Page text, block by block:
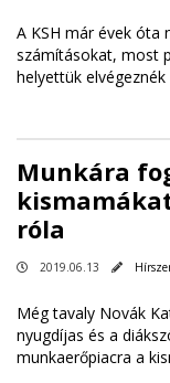
A KSH már évek óta
számításokat, most
helyettük
Munkára
róla
2019.06.13
Még tavaly Novák
nyugdíjas és a
munkaerőpiacra a